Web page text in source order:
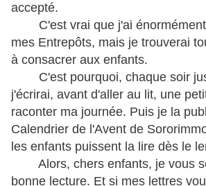
accepté.
C'est vrai que j'ai énormément
mes Entrepôts, mais je trouverai
à consacrer aux enfants.
C'est pourquoi, chaque soir
j'écrirai, avant d'aller au lit, une
raconter ma journée. Puis je la
Calendrier de l'Avent de
les enfants puissent la lire dès le
Alors, chers enfants, je vous
bonne lecture. Et si mes lettres